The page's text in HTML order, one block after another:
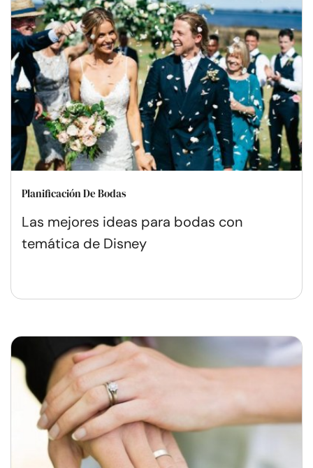
Planificación De Bodas
Las mejores ideas para bodas con
temática de Disney